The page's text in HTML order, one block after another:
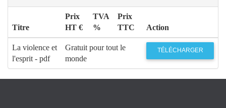
Titre
Prix
HT €
TVA
%
Prix
TTC
Action
La violence et
l'esprit - pdf
Gratuit pour tout le
monde
TÉLÉCHARGER